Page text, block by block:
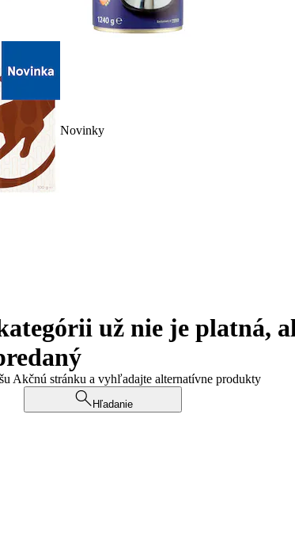
Novinky
už nie je platná,
Akčnú stránku a vyhľadajte alternatívne produkty
Hľadanie